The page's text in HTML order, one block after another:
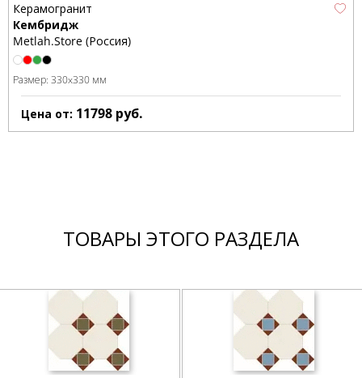
Керамогранит
Кембридж
Metlah.Store (Россия)
Размер: 330x330 мм
Цена от: 11798 руб.
ТОВАРЫ ЭТОГО РАЗДЕЛА